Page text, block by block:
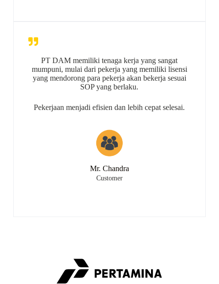
PT DAM memiliki tenaga kerja yang sangat
mumpuni, mulai dari pekerja yang memiliki lisensi
yang mendorong para pekerja akan bekerja sesuai
SOP yang berlaku.
Pekerjaan menjadi efisien dan lebih cepat selesai.
Mr. Chandra
Customer